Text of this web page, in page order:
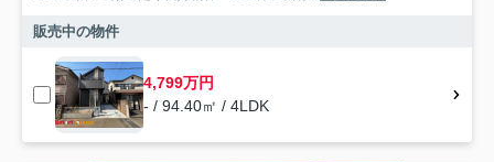
販売中の物件
4,799万円
- / 94.40㎡ / 4LDK